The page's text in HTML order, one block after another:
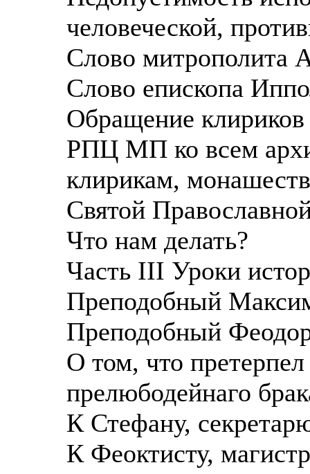
человеческой,
Слово митрополита
Слово епископа
Обращение
РПЦ МП ко всем
клирикам,
Святой
Что нам делать?
Часть III Уроки
Преподобный
Преподобный
О том, что
прелюбодейнаго
К Стефану,
К Феоктисту,